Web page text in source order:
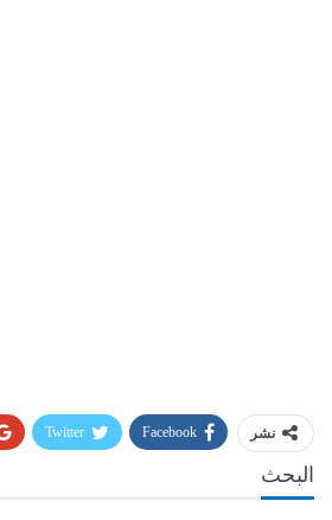
نشر Facebook
Twitter
البحث